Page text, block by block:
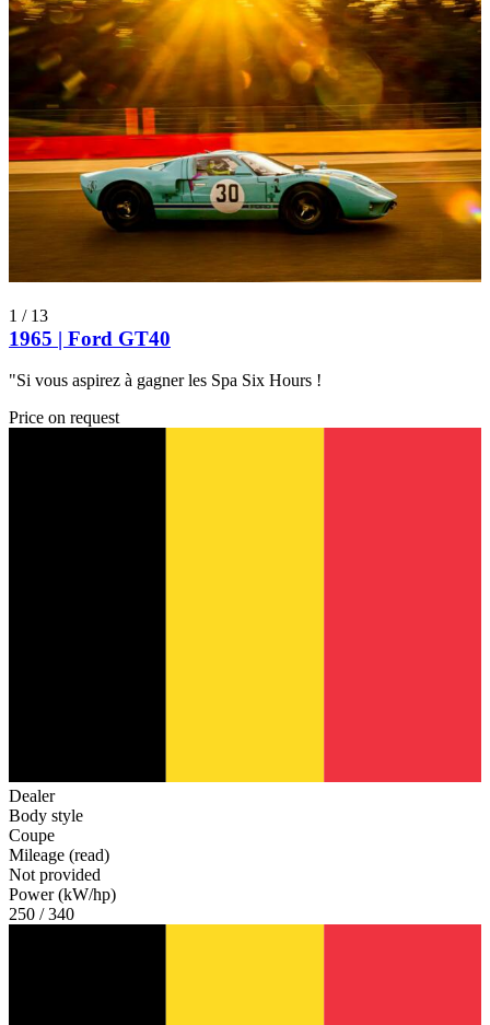
1 / 13
1965 | Ford GT40
"Si vous aspirez à gagner les Spa Six Hours !
Price on request
Dealer
Body style
Coupe
Mileage (read)
Not provided
Power (kW/hp)
250 / 340